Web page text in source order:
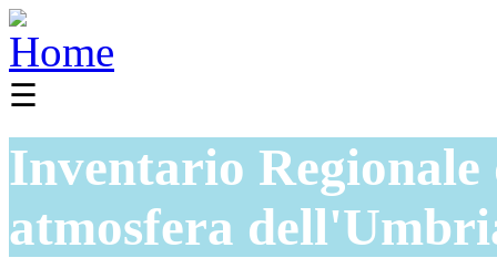
☰
Inventario
atmosfera